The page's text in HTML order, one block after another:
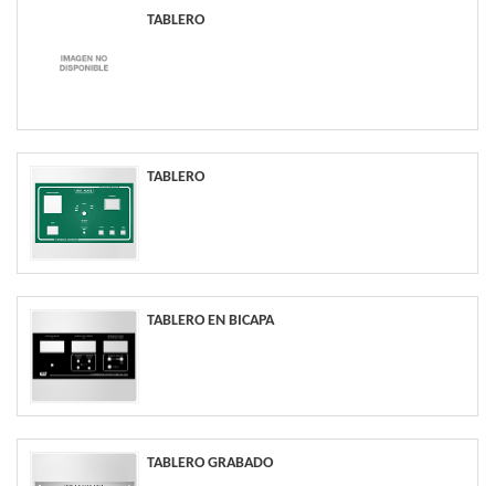
TABLERO
TABLERO
TABLERO EN BICAPA
TABLERO GRABADO